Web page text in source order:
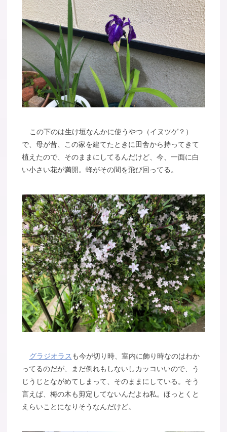
この下のは生け垣なんかに使うやつ（イヌツゲ？）
で、母が昔、この家を建てたときに田舎から持ってきて
植えたので、そのままにしてるんだけど、今、一面に白
い小さい花が満開。蜂がその間を飛び回ってる。
グラジオラス も今が切り時、室内に飾り時なのはわか
ってるのだが、まだ倒れもしないしカッコいいので、う
じうじとながめてしまって、そのままにしている。そう
言えば、梅の木も剪定してないんだよね私。ほっとくと
えらいことになりそうなんだけど。